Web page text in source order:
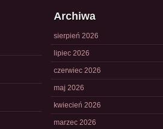
Archiwa
sierpień 2026
lipiec 2026
czerwiec 2026
maj 2026
kwiecień 2026
marzec 2026